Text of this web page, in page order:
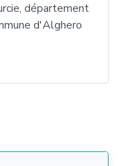
département
d'Alghero